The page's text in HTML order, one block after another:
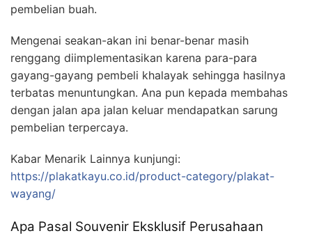
pembelian buah.
Mengenai seakan-akan ini benar-benar masih
renggang diimplementasikan karena para-para
gayang-gayang pembeli khalayak sehingga hasilnya
terbatas menuntungkan. Ana pun kepada membahas
dengan jalan apa jalan keluar mendapatkan sarung
pembelian terpercaya.
Kabar Menarik Lainnya kunjungi:
https://plakatkayu.co.id/product-category/plakat-
wayang/
Apa Pasal Souvenir Eksklusif Perusahaan